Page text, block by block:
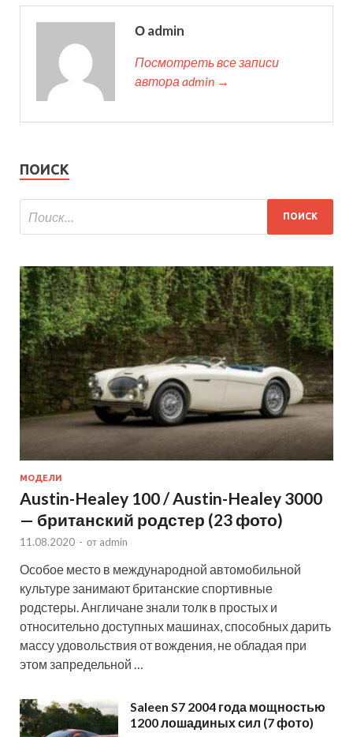
О admin
Посмотреть все записи
автора admin →
ПОИСК
МОДЕЛИ
Austin-Healey 100 / Austin-Healey 3000
— британский родстер (23 фото)
11.08.2020 - от admin
Особое место в международной автомобильной
культуре занимают британские спортивные
родстеры. Англичане знали толк в простых и
относительно доступных машинах, способных дарить
массу удовольствия от вождения, не обладая при
этом запредельной …
Saleen S7 2004 года мощностью
1200 лошадиных сил (7 фото)